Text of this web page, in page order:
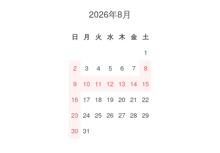
2026年8月
日 月 火 水 木 金
土
1
2
3 4 5 6 7
8
9
10 11 12 13 14 15
16 17 18 19 20 21
22
23 24 25 26 27 28 29
30 31